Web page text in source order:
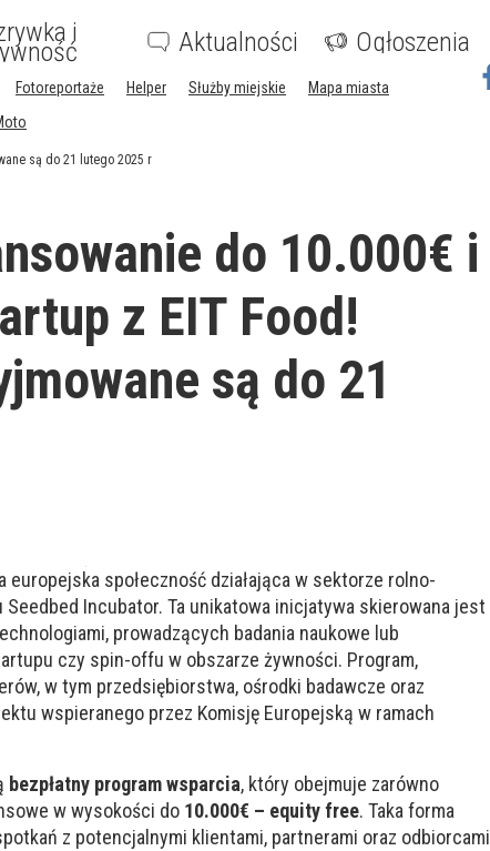
i Aktualności Ogłoszenia
Fotoreportaże Helper Służby miejskie
Mapa miasta
są do 21 lutego 2025 r
do 10.000€ i
z EIT Food!
są do 21
europejska społeczność działająca w sektorze rolno-
Seedbed Incubator. Ta unikatowa inicjatywa skierowana jest
prowadzących badania naukowe lub
czy spin-offu w obszarze żywności. Program,
w tym przedsiębiorstwa, ośrodki badawcze oraz
wspieranego przez Komisję Europejską w ramach
bezpłatny program wsparcia, który obejmuje zarówno
w wysokości do 10.000€ – equity free. Taka forma
z potencjalnymi klientami, partnerami oraz odbiorcami